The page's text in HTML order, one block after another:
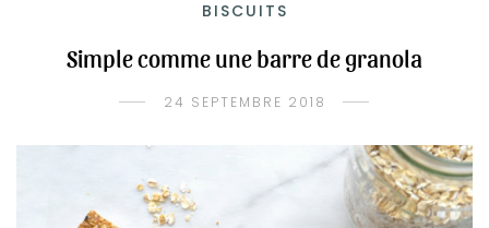
BISCUITS
Simple comme une barre de granola
24 SEPTEMBRE 2018